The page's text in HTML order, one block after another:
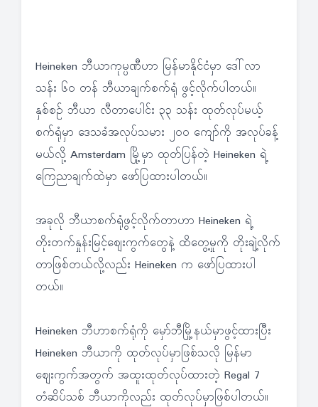
Heineken ဘီယာကုမ္ပဏီဟာ မြန်မာနိုင်ငံမှာ ဒေါ်လာ
သန်း ၆၀ တန် ဘီယာချက်စက်ရုံ ဖွင့်လိုက်ပါတယ်။
နှစ်စဉ် ဘီယာ လီတာပေါင်း ၃၃ သန်း ထုတ်လုပ်မယ့်
စက်ရုံမှာ ဒေသခံအလုပ်သမား ၂၀၀ ကျော်ကို အလုပ်ခန့်
မယ်လို့ Amsterdam မြို့မှာ ထုတ်ပြန်တဲ့ Heineken ရဲ့
ကြေညာချက်ထဲမှာ ဖော်ပြထားပါတယ်။
အခုလို ဘီယာစက်ရုံဖွင့်လိုက်တာဟာ Heineken ရဲ့
တိုးတက်နှုန်းမြင့်ဈေးကွက်တွေနဲ့ ထိတွေ့မှုကို တိုးချဲ့လိုက်
တာဖြစ်တယ်လို့လည်း Heineken က ဖော်ပြထားပါ
တယ်။
Heineken ဘီဟာစက်ရုံကို မှော်ဘီမြို့နယ်မှာဖွင့်ထားပြီး
Heineken ဘီယာကို ထုတ်လုပ်မှာဖြစ်သလို မြန်မာ
ဈေးကွက်အတွက် အထူးထုတ်လုပ်ထားတဲ့ Regal 7
တံဆိပ်သစ် ဘီယာကိုလည်း ထုတ်လုပ်မှာဖြစ်ပါတယ်။